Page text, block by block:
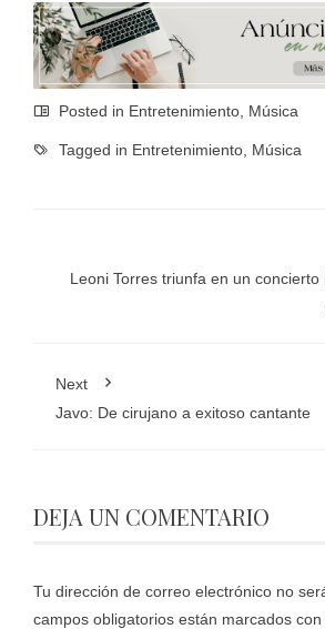
Posted in Entretenimiento Música
Tagged in Entretenimiento Música
Leoni Torres triunfa en un concierto
Next
Javo: De cirujano a exitoso cantante
DEJA UN COMENTARIO
Tu dirección de correo electrónico no
campos obligatorios están marcados con